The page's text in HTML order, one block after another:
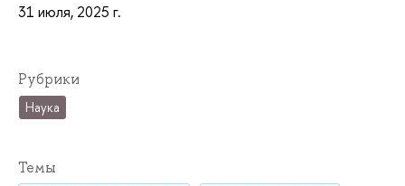
31 июля, 2025 г.
Рубрики
Наука
Темы